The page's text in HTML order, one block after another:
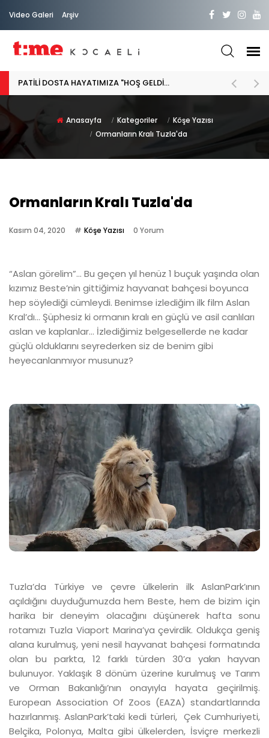
Video Galeri Arşiv
Anasayfa Kategoriler
Köşe Yazısı
Ormanların Kralı Tuzla'da
Ormanların Kralı Tuzla'da
Kasım 04, 2020 Köşe Yazısı 0 Yorum
“Aslan görelim”... Bu geçen yıl henüz 1 buçuk yaşında olan
kızımız Beste’nin gittiğimiz hayvanat bahçesi boyunca
hep söylediği cümleydi. Benimse izlediğim ilk film Aslan
Kral’dı... Şüphesiz ki ormanın kralı en güçlü ve asil canlıları
aslan ve kaplanlar... İzlediğimiz belgesellerde ne kadar
güçlü olduklarını seyrederken siz de benim gibi
heyecanlanmıyor musunuz?
Tuzla’da Türkiye ve çevre ülkelerin ilk AslanPark’ının
açıldığını duyduğumuzda hem Beste, hem de bizim için
harika bir deneyim olacağını düşünerek hafta sonu
rotamızı Tuzla Viaport Marina’ya çevirdik. Oldukça geniş
alana kurulmuş, yeni nesil hayvanat bahçesi formatında
olan bu parkta, 12 farklı türden 30’a yakın hayvan
bulunuyor. Yaklaşık 8 dönüm üzerine kurulmuş ve Tarım
ve Orman Bakanlığı’nın onayıyla hayata geçirilmiş.
European Association Of Zoos (EAZA) standartlarında
hazırlanmış. AslanPark’taki kedi türleri, Çek Cumhuriyeti,
Belçika, Polonya, Malta gibi ülkelerden, İsviçre merkezli